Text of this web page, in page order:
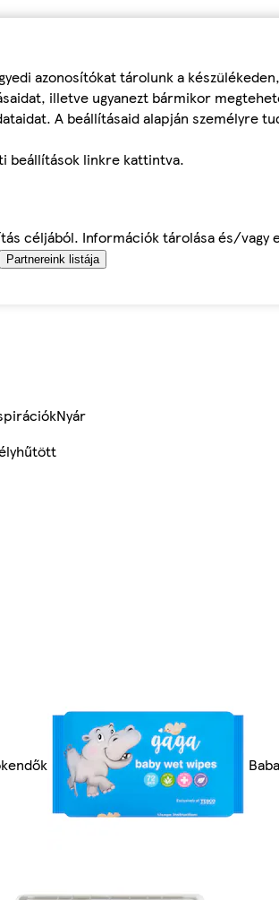
azonosítókat tárolunk a
illetve ugyanezt bármikor
A beállításaid alapján személyre
beállítások linkre kattintva.
céljából. Információk tárolása és/
Partnereink listája
Nyár